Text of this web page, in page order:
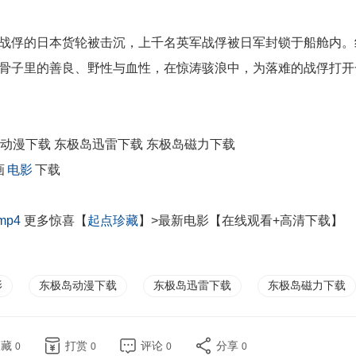
的日本货轮被击沉，上千名英军战俘被日军封锁于船舱内
子里的善良、野性与血性，在惊涛骇浪中，为落难的战俘打
漫下载 东极岛迅雷下载 东极岛磁力下载
电影下载
更多惊喜【 起点珍藏】>最新电影【在线观看+高清下载】
东极岛动漫下载 东极岛迅雷下载 东极岛磁力下载
0 打赏 0 评论 0 分享 0